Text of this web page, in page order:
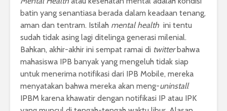
batin yang senantiasa berada dalam keadaan tenang,
aman dan tentram. Istilah mental health ini tentu
sudah tidak asing lagi ditelinga generasi milenial.
Bahkan, akhir-akhir ini sempat ramai di twitterbahwa
mahasiswa IPB banyak yang mengeluh tidak siap
untuk menerima notifikasi dari IPB Mobile, mereka
menyatakan bahwa mereka akan meng-uninstall
IPBM karena khawatir dengan notifikasi IP atau IPK